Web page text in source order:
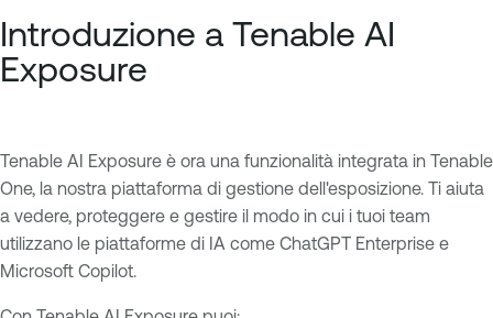
Introduzione a Tenable AI
Exposure
Tenable AI Exposure è ora una funzionalità integrata in Tenable
One, la nostra piattaforma di gestione dell'esposizione. Ti aiuta
a vedere, proteggere e gestire il modo in cui i tuoi team
utilizzano le piattaforme di IA come ChatGPT Enterprise e
Microsoft Copilot.